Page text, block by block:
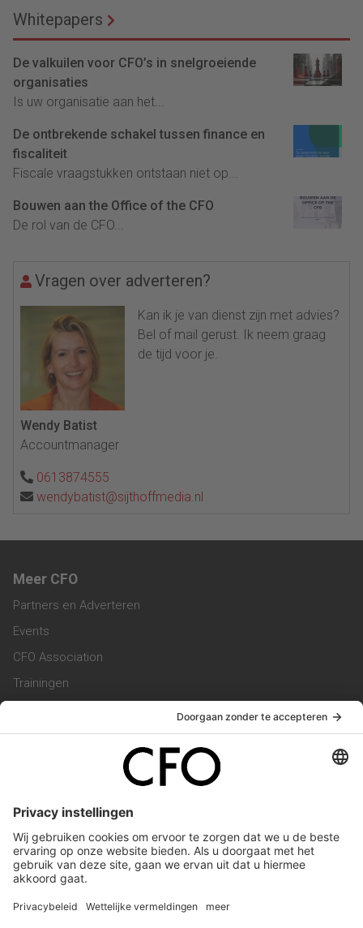
Whitepapers
De valkuilen voor CFO’s in snelgroeiende
organisaties
Is uw organisatie aan het...
De ontbrekende schakel tussen finance en
fiscaliteit
Fiscale vraagstukken ontstaan niet op...
Bouwen aan the Office of the CFO
De rol van de CFO...
Vragen over adverteren?
Kan ik je van dienst zijn met advies?
Bel of mail gerust. Ik neem graag
de tijd voor je.
Wendy Batist
Accountmanager
0613874555
wendybatist@sijthoffmedia.nl
Meer CFO
Partners en Adverteren
Events
CFO Association
Trainingen
Vacatures
Service & Contact
Werken bij ons
Privacy Statement
Algemene Voorwaarden